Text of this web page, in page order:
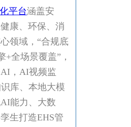
平台涵盖安
康、环保、消
领域，“合规底
+全场景覆盖”，
，AI视频监
库、本地大模
能力、大数
生打造EHS管